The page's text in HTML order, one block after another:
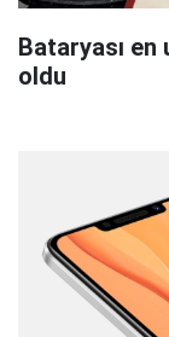
Bataryası en
oldu